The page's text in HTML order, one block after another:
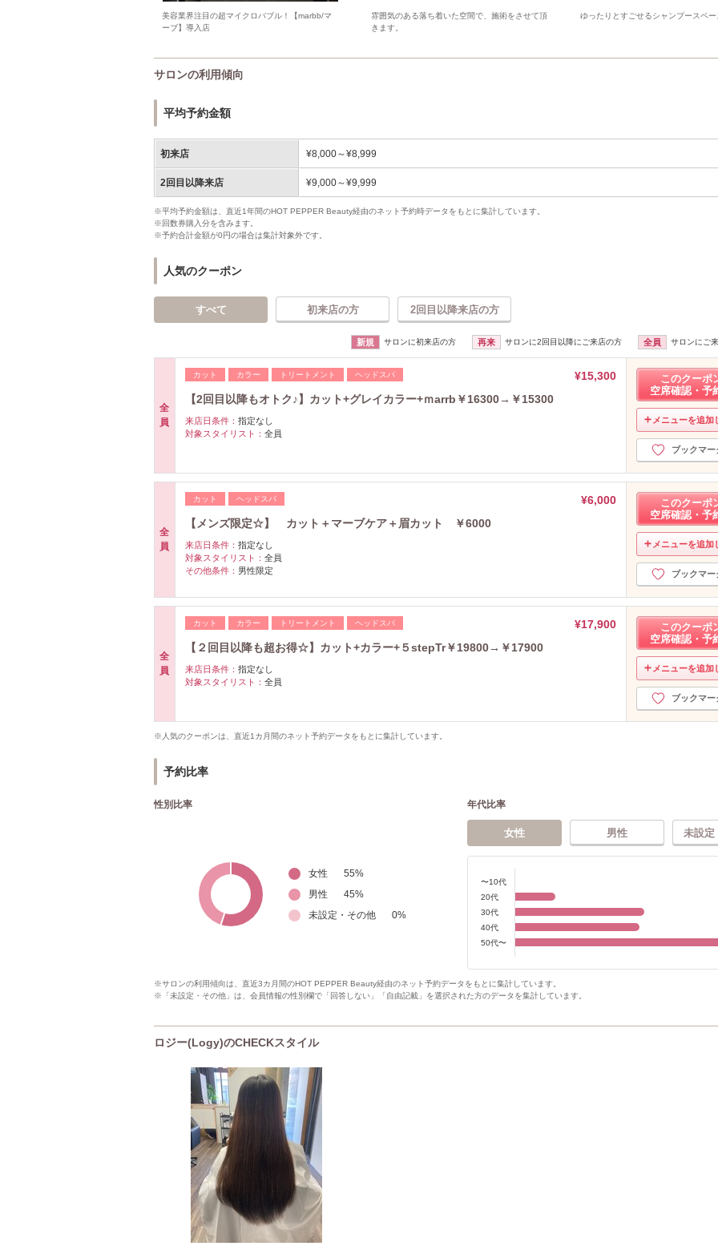
美容業界注目の超マイクロバブル！【marbb/マ
ーブ】導入店
雰囲気のある落ち着いた空間で、施術をさせて頂
きます。
ゆったりとすごせるシャンプースペ
サロンの利用傾向
平均予約金額
初来店 ¥8,000～¥8,999
2回目以降来店 ¥9,000～¥9,999
※平均予約金額は、直近1年間のHOT PEPPER Beauty経由のネット予約時データをもとに集計しています。
※回数券購入分を含みます。
※予約合計金額が0円の場合は集計対象外です。
人気のクーポン
すべて 初来店の方 2回目以降来店の方
新規 サロンに初来店の方 再来 サロンに2回目以降にご来店の方 全員 サロンにご
全
員
カット カラー トリートメント ヘッドスパ
¥15,300
【2回目以降もオトク♪】カット+グレイカラー+ｍarrb￥16300→￥15300
来店日条件： 指定なし
対象スタイリスト： 全員
このクーポ
空席確認・予
メニューを追加
ブックマー
全
員
カット ヘッドスパ
¥6,000
【メンズ限定☆】 カット＋マーブケア＋眉カット ￥6000
来店日条件： 指定なし
対象スタイリスト： 全員
その他条件： 男性限定
このクーポ
空席確認・予
メニューを追加
ブックマー
全
員
カット カラー トリートメント ヘッドスパ
¥17,900
【２回目以降も超お得☆】カット+カラー+５stepTr￥19800→￥17900
来店日条件： 指定なし
対象スタイリスト： 全員
このクーポ
空席確認・予
メニューを追加
ブックマー
※人気のクーポンは、直近1カ月間のネット予約データをもとに集計しています。
予約比率
性別比率
女性 55%
男性
45%
未設定・その他
0%
年代比率
女性 男性 未設定
〜10代
20代
30代
40代
50代〜
※サロンの利用傾向は、直近3カ月間のHOT PEPPER Beauty経由のネット予約データをもとに集計しています。
※「未設定・その他」は、会員情報の性別欄で「回答しない」「自由記載」を選択された方のデータを集計しています。
ロジー(Logy)のCHECKスタイル